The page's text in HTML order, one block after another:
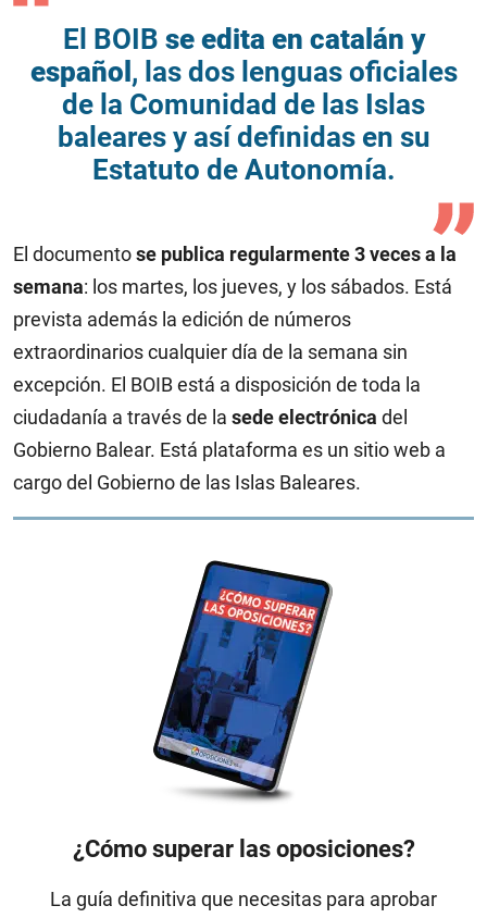
El BOIB se edita en catalán y
español , las dos lenguas oficiales
de la Comunidad de las Islas
baleares y así definidas en su
Estatuto de Autonomía.
El documentose publica regularmente 3 veces a la
semana: los martes, los jueves, y los sábados. Está
prevista además la edición de números
extraordinarios cualquier día de la semana sin
excepción. El BOIB está a disposición de toda la
ciudadanía a través de la sede electrónica del
Gobierno Balear. Está plataforma es un sitio web a
cargo del Gobierno de las Islas Baleares.
¿Cómo superar las oposiciones?
La guía definitiva que necesitas para aprobar